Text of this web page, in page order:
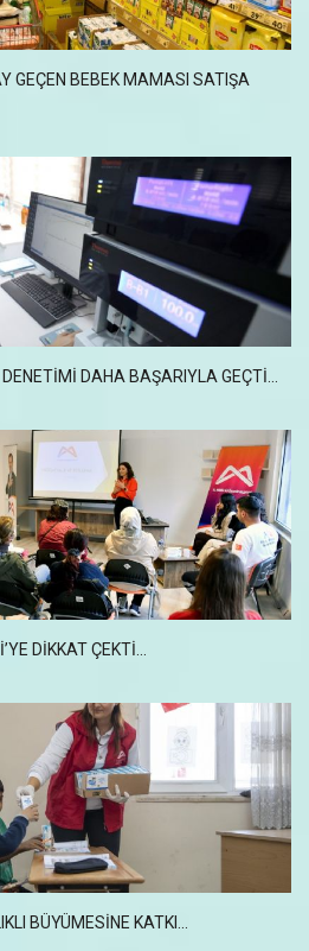
GEÇEN BEBEK MAMASI SATIŞA
DAHA BAŞARIYLA GEÇTİ...
DİKKAT ÇEKTİ...
BÜYÜMESİNE KATKI...